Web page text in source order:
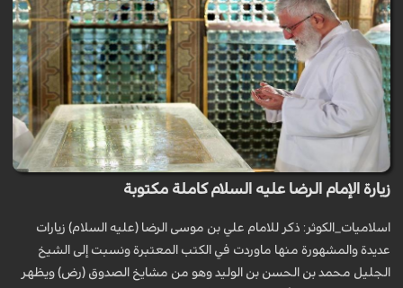
زيارة الإمام الرضا عليه السلام كاملة مكتوبة
اسلاميات_الكوثر: ذكر للامام علي بن موسى الرضا (عليه السلام) زيارات
عديدة والمشهورة منها ماوردت في الكتب المعتبرة ونسبت إلى الشيخ
الجليل محمد بن الحسن بن الوليد وهو من مشايخ الصدوق (رض) ويظهر